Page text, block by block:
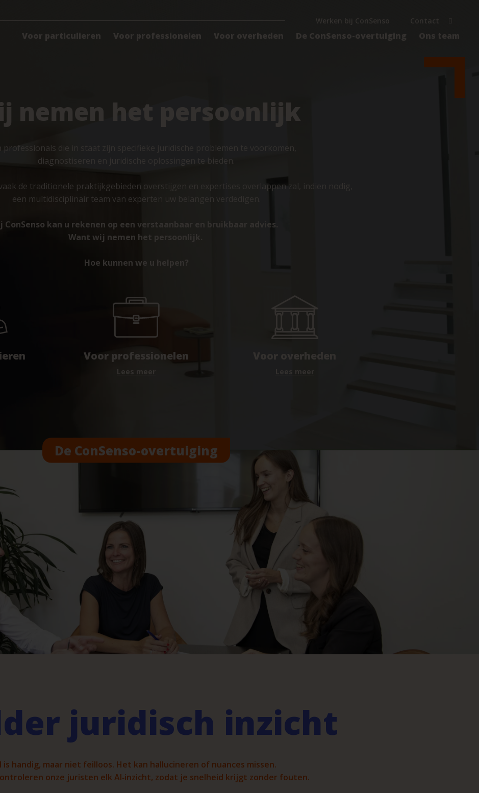
Werken bij ConSenso Contact
Voor particulieren Voor professionelen Voor overheden De ConSenso-overtuiging Ons team
nemen het persoonlijk
professionals die in staat zijn specifieke juridische problemen te voorkomen,
diagnostiseren en juridische oplossingen te bieden.
de traditionele praktijkgebieden overstijgen en expertises overlappen zal, indien nodig,
een multidisciplinair team van experten uw belangen verdedigen.
ConSenso kan u rekenen op een verstaanbaar en bruikbaar advies.
Want wij nemen het persoonlijk.
Hoe kunnen we u helpen?
Voor professionelen
Lees meer
Voor overheden
Lees meer
De ConSenso-overtuiging
juridisch inzicht
is handig, maar niet feilloos. Het kan hallucineren of nuances missen.
onze juristen elk AI‑inzicht, zodat je snelheid krijgt zonder fouten.